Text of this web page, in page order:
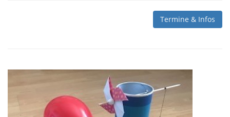
Termine & Infos